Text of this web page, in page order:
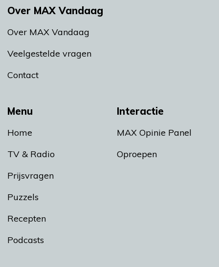
Menu
Home
TV & Radio
Prijsvragen
Puzzels
Recepten
Podcasts
Interactie
MAX Opinie Panel
Oproepen
Over MAX Vandaag
Over MAX Vandaag
Veelgestelde vragen
Contact